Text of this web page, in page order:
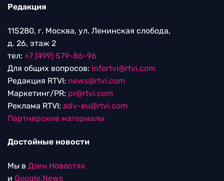
Редакция
115280, г. Москва, ул. Ленинская слобода,
д. 26, этаж 2
тел: +7 (499) 579-86-96
Для общих вопросов: Infortvi@rtvi.com
Редакция RTVI: news@rtvi.com
Маркетинг/PR: pr@rtvi.com
Реклама RTVI: adv-eu@rtvi.com
Партнерские материалы
Достойные новости
Мы в Дзен.Новостях
и Google.News